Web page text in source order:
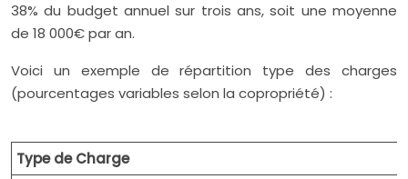
38% du budget annuel sur trois ans, soit une moyenne
de 18 000€ par an.
Voici un exemple de répartition type des charges
(pourcentages variables selon la copropriété) :
Type de Charge